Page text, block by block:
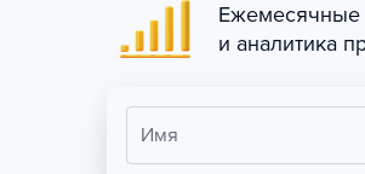
Ежемесячные
и аналитика
Имя